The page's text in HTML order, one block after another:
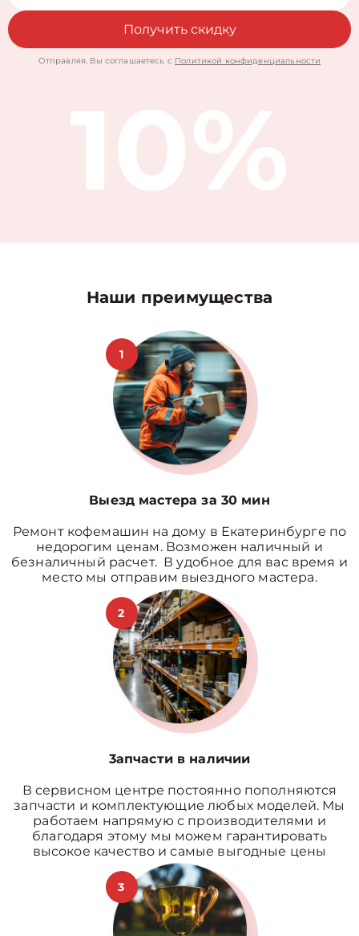
Получить скидку
Отправляя, Вы соглашаетесь с Политикой конфиденциальности
Наши преимущества
1
Выезд мастера за 30 мин
Ремонт кофемашин на дому в Екатеринбурге по
недорогим ценам. Возможен наличный и
безналичный расчет. В удобное для вас время и
место мы отправим выездного мастера.
2
3апчасти в наличии
В сервисном центре постоянно пополняются
запчасти и комплектующие любых моделей. Мы
работаем напрямую с производителями и
благодаря этому мы можем гарантировать
высокое качество и самые выгодные цены
3